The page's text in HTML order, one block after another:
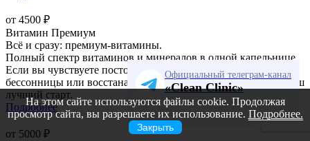
от 4500 ₽
Витамин Премиум
Всё и сразу: премиум-витамины.
Полный спектр витаминов и минералов в одной капельнице.
Если вы чувствуете постоянную усталость, страдаете от
бессонницы или восстанавливаетесь после болезни — это ваш
лучший старт.
Подробнее
от 5000 ₽
Официальный телеграм-канал
«Clean Clinic»
На этом сайте используются файлы cookie. Продолжая
просмотр сайта, вы разрешаете их использование. Подробнее.
Закрыть